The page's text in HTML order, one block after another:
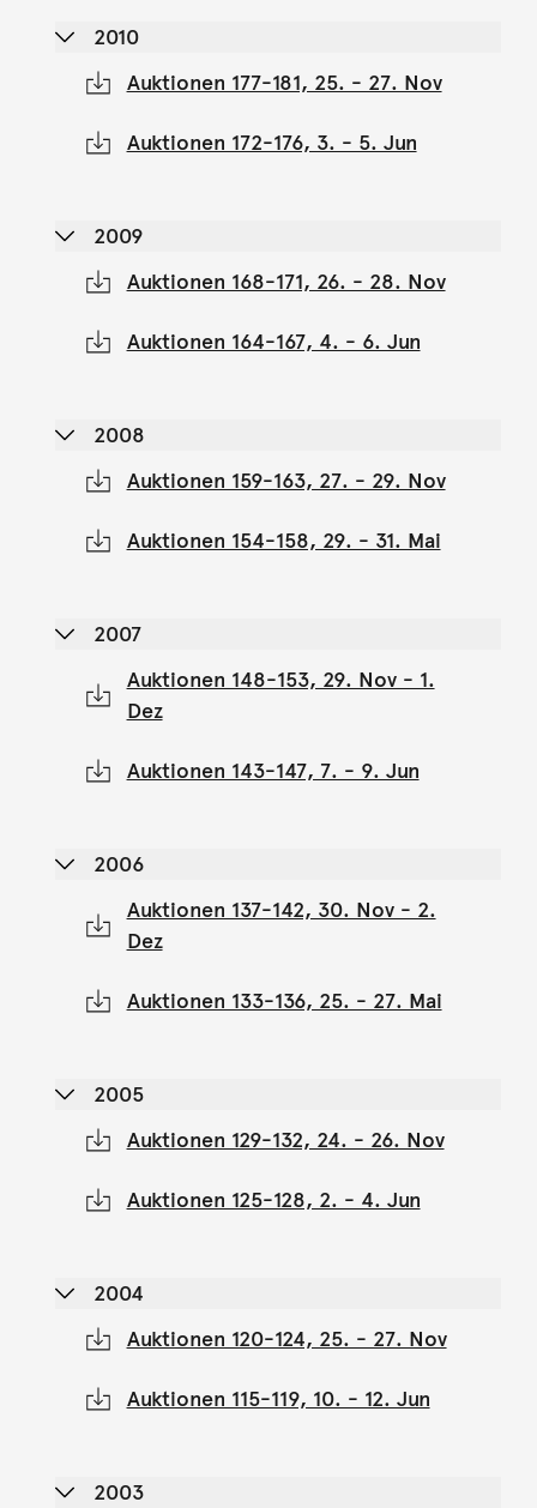
2010
Auktionen 177-181, 25. - 27. Nov
Auktionen 172-176, 3. - 5. Jun
2009
Auktionen 168-171, 26. - 28. Nov
Auktionen 164-167, 4. - 6. Jun
2008
Auktionen 159-163, 27. - 29. Nov
Auktionen 154-158, 29. - 31. Mai
2007
Auktionen 148-153, 29. Nov - 1.
Dez
Auktionen 143-147, 7. - 9. Jun
2006
Auktionen 137-142, 30. Nov - 2.
Dez
Auktionen 133-136, 25. - 27. Mai
2005
Auktionen 129-132, 24. - 26. Nov
Auktionen 125-128, 2. - 4. Jun
2004
Auktionen 120-124, 25. - 27. Nov
Auktionen 115-119, 10. - 12. Jun
2003